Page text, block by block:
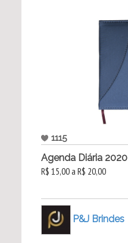
1115
Agenda Diária 2020
R$ 15,00 a R$ 20,00
P&J Brindes